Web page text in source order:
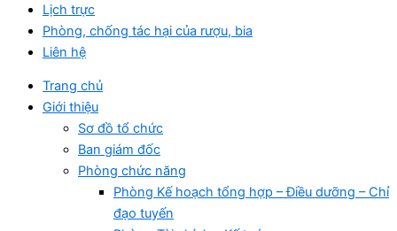
Lịch trực
Phòng, chống tác hại của rượu, bia
Liên hệ
Trang chủ
Giới thiệu
Sơ đồ tổ chức
Ban giám đốc
Phòng chức năng
Phòng Kế hoạch tổng hợp – Điều dưỡng – Chỉ
đạo tuyến